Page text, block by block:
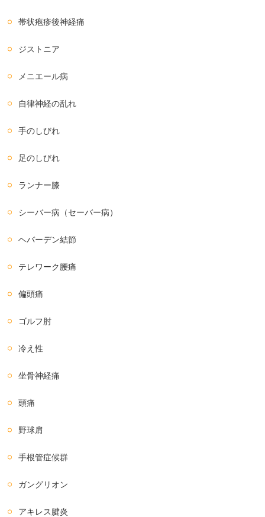
帯状疱疹後神経痛
ジストニア
メニエール病
自律神経の乱れ
手のしびれ
足のしびれ
ランナー膝
シーバー病（セーバー病）
ヘバーデン結節
テレワーク腰痛
偏頭痛
ゴルフ肘
冷え性
坐骨神経痛
頭痛
野球肩
手根管症候群
ガングリオン
アキレス腱炎